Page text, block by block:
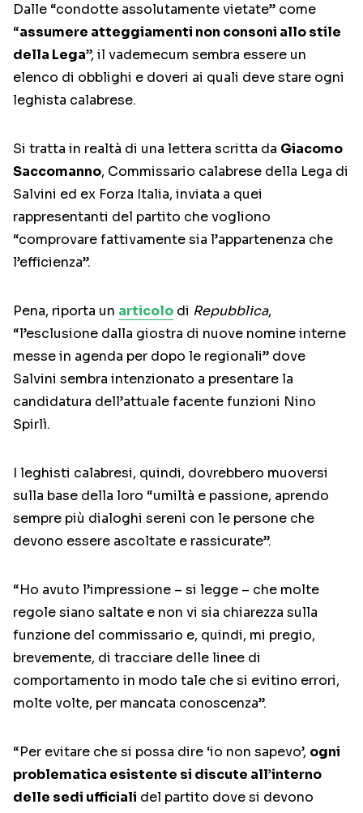
Dalle “condotte assolutamente vietate” come
“assumere atteggiamenti non consoni allo stile
della Lega”, il vademecum sembra essere un
elenco di obblighi e doveri ai quali deve stare ogni
leghista calabrese.
Si tratta in realtà di una lettera scritta da Giacomo
Saccomanno, Commissario calabrese della Lega di
Salvini ed ex Forza Italia, inviata a quei
rappresentanti del partito che vogliono
“comprovare fattivamente sia l’appartenenza che
l’efficienza”.
Pena, riporta un articolo di Repubblica,
“l’esclusione dalla giostra di nuove nomine interne
messe in agenda per dopo le regionali” dove
Salvini sembra intenzionato a presentare la
candidatura dell’attuale facente funzioni Nino
Spirlì.
I leghisti calabresi, quindi, dovrebbero muoversi
sulla base della loro “umiltà e passione, aprendo
sempre più dialoghi sereni con le persone che
devono essere ascoltate e rassicurate”.
“Ho avuto l’impressione – si legge – che molte
regole siano saltate e non vi sia chiarezza sulla
funzione del commissario e, quindi, mi pregio,
brevemente, di tracciare delle linee di
comportamento in modo tale che si evitino errori,
molte volte, per mancata conoscenza”.
“Per evitare che si possa dire ‘io non sapevo’, ogni
problematica esistente si discute all’interno
delle sedi ufficiali del partito dove si devono